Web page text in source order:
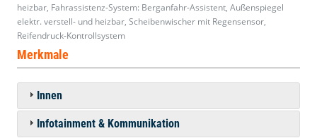
heizbar, Fahrassistenz-System: Berganfahr-Assistent, Außenspiegel
elektr. verstell- und heizbar, Scheibenwischer mit Regensensor,
Reifendruck-Kontrollsystem
Merkmale
Innen
Infotainment & Kommunikation